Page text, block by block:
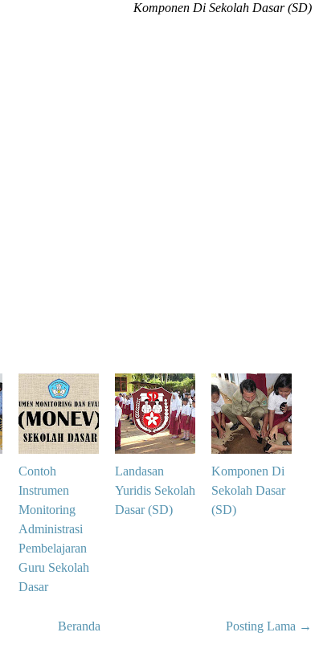
Komponen Di Sekolah Dasar (SD)
Contoh
Instrumen
Monitoring
Administrasi
Pembelajaran
Guru Sekolah
Dasar
Landasan
Yuridis Sekolah
Dasar (SD)
Komponen Di
Sekolah Dasar
(SD)
Posting Lama →
Beranda